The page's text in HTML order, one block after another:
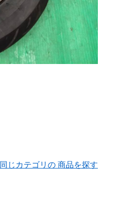
同じカテゴリの 商品を探す